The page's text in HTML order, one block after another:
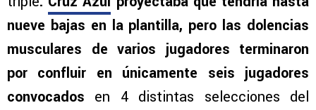
nueve bajas en la plantilla, pero las dolencias
musculares de varios jugadores terminaron
por confluir en únicamente seis jugadores
convocados en 4 distintas selecciones del